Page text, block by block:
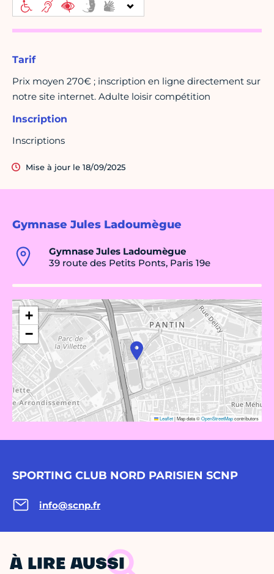
Gymnase Jules Ladoumègue
Gymnase Jules Ladoumègue
39 route des Petits Ponts, Paris 19e
+
−
Leaflet|Map data ©OpenStreetMapcontributors
SPORTING CLUB NORD PARISIEN SCNP
info@scnp.fr
Tarif
Prix moyen 270€ ; inscription en ligne directement sur
notre site internet. Adulte loisir compétition
Inscription
Inscriptions
Mise à jour le 18/09/2025
À LIRE AUSSI